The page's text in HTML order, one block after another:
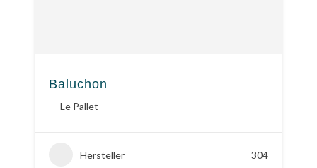
Baluchon
Le Pallet
Hersteller 304